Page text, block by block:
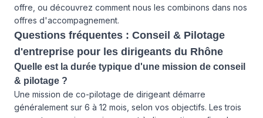
offre, ou découvrez comment nous les combinons dans nos
offres d'accompagnement.
Questions fréquentes : Conseil & Pilotage
d'entreprise pour les dirigeants du Rhône
Quelle est la durée typique d'une mission de conseil
& pilotage ?
Une mission de co-pilotage de dirigeant démarre
généralement sur 6 à 12 mois, selon vos objectifs. Les trois